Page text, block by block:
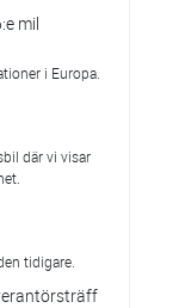
mil
i Europa.
där vi visar
tidigare.